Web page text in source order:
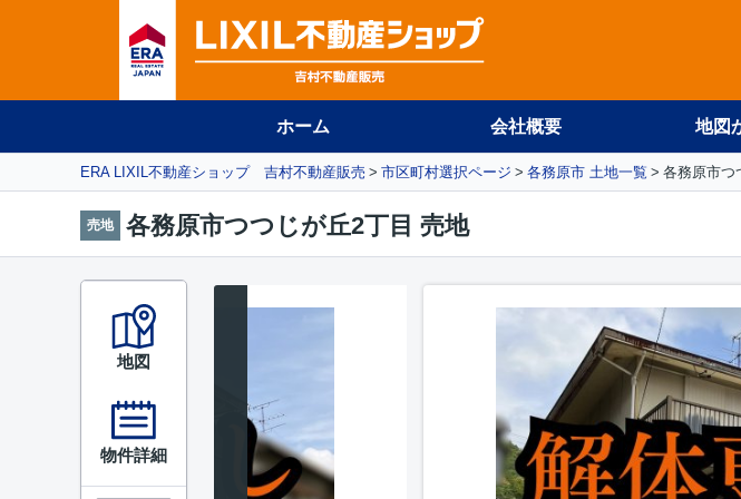
ホーム 会社概要 地図
ERA LIXIL不動産ショップ 吉村不動産販売 市区町村選択ページ 各務原市 土地一覧 各務原市つ
売地 各務原市つつじが丘2丁目 売地
地図
物件詳細